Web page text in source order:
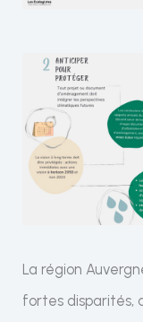
La région
fortes disparités,